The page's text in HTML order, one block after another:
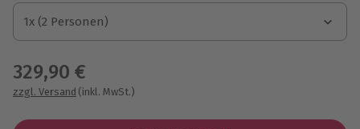
1x (2 Personen)
1x (2 Personen)
1x (2 Personen)
329,90 €
zzgl. Versand (inkl. MwSt.)